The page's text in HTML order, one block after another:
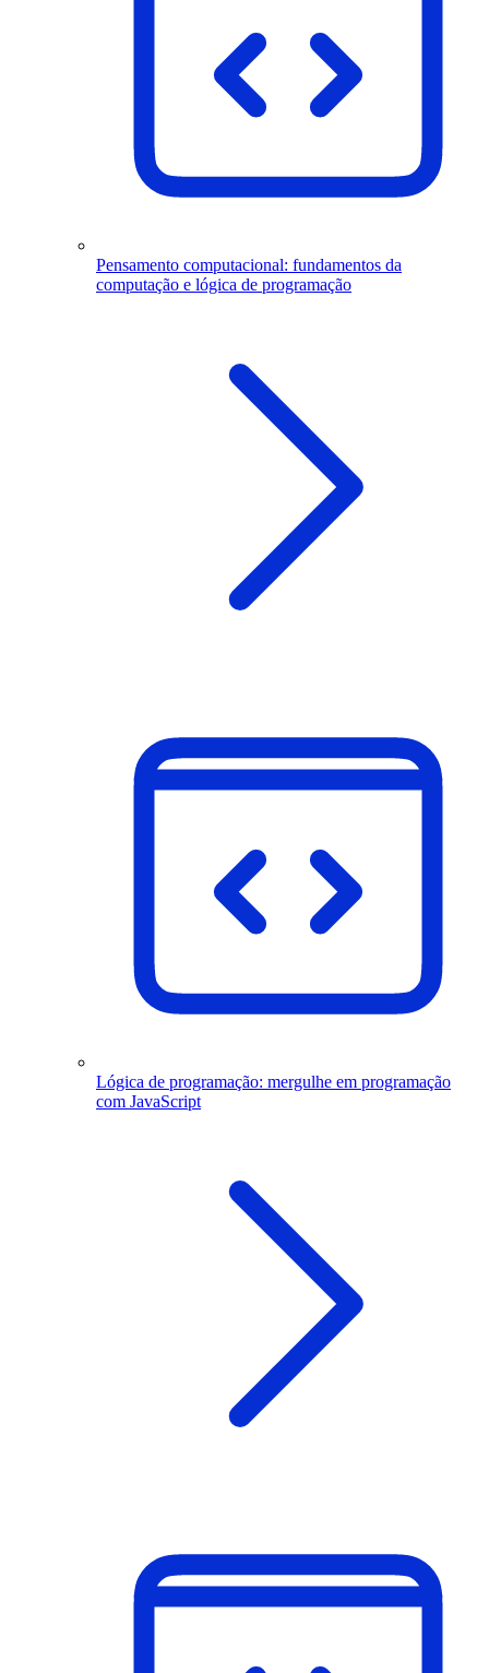
Pensamento computacional: fundamentos da
computação e lógica de programação
Lógica de programação: mergulhe em programação
com JavaScript